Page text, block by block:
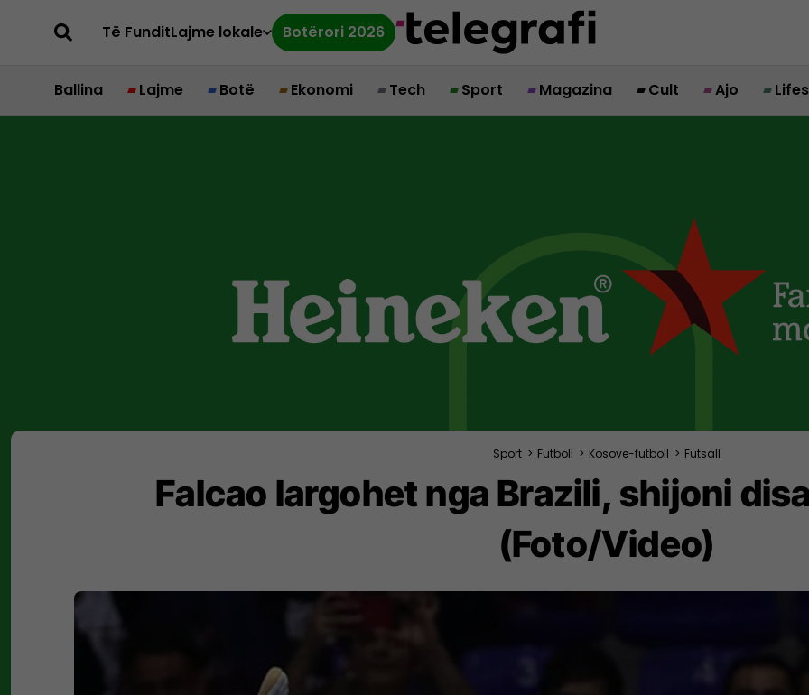
Të FunditLajme lokale Botërori 2026
Ballina Lajme Botë Ekonomi Tech Sport Magazina Cult Ajo
Sport > Futboll > Kosove-futboll > Futsall
Falcao largohet nga Brazili, shijoni
(Foto/Video)